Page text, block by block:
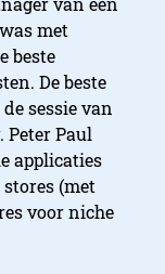
met
beste
De beste
sessie van
Peter Paul
applicaties
(met
voor niche